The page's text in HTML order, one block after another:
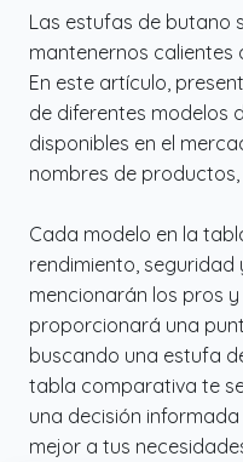
Las estufas de butano
mantenernos calientes
En este artículo,
de diferentes modelos
disponibles en el
nombres de
Cada modelo en la
rendimiento, seguridad
mencionarán los pros
proporcionará una
buscando una estufa
tabla comparativa te
una decisión
mejor a tus